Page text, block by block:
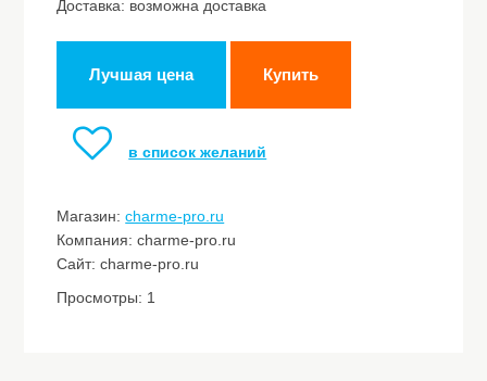
Доставка: возможна доставка
Лучшая цена Купить
в список желаний
Магазин:charme-pro.ru
Компания: charme-pro.ru
Сайт: charme-pro.ru
Просмотры: 1